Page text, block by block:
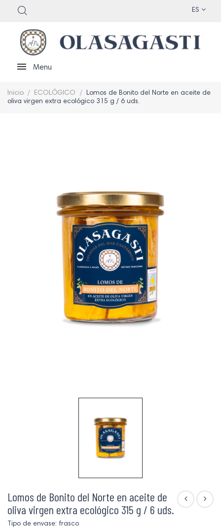
ES
Menu
Inicio ECOLÓGICO
Lomos de Bonito del Norte en aceite de
oliva virgen extra ecológico 315 g / 6 uds.
Lomos de Bonito del Norte en aceite de
oliva virgen extra ecológico 315 g / 6 uds.
Tipo de envase: frasco